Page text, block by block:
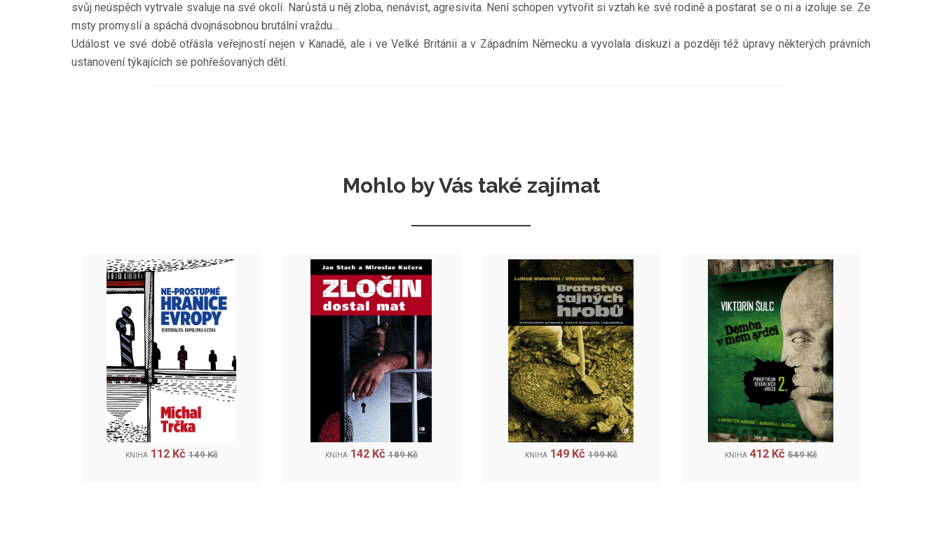
svůj neúspěch vytrvale svaluje na své okolí. Narůstá u něj zloba, nenávist, agresivita. Není schopen vytvořit si vztah ke své rodině a postarat se o ni a izoluje se. Ze
msty promyslí a spáchá dvojnásobnou brutální vraždu…
Událost ve své době otřásla veřejností nejen v Kanadě, ale i ve Velké Británii a v Západním Německu a vyvolala diskuzi a později též úpravy některých právních
ustanovení týkajících se pohřešovaných dětí.
Mohlo by Vás také zajímat
KNIHA 112 Kč 149 Kč KNIHA 142 Kč 189 Kč KNIHA 149 Kč 199 Kč KNIHA 412 Kč 549 Kč